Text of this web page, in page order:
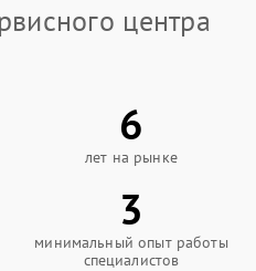
центра
6
лет на рынке
3
минимальный опыт работы
специалистов